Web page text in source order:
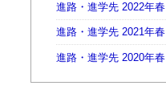
進路・進学先 2022年春
進路・進学先 2021年春
進路・進学先 2020年春